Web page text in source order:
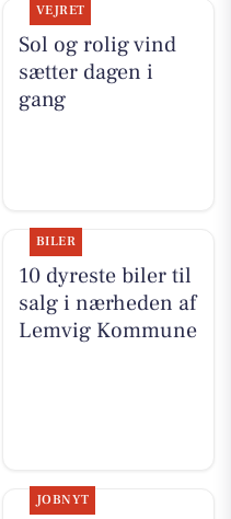
VEJRET
Sol og rolig vind
sætter dagen i
gang
BILER
10 dyreste biler til
salg i nærheden af
Lemvig Kommune
JOBNYT